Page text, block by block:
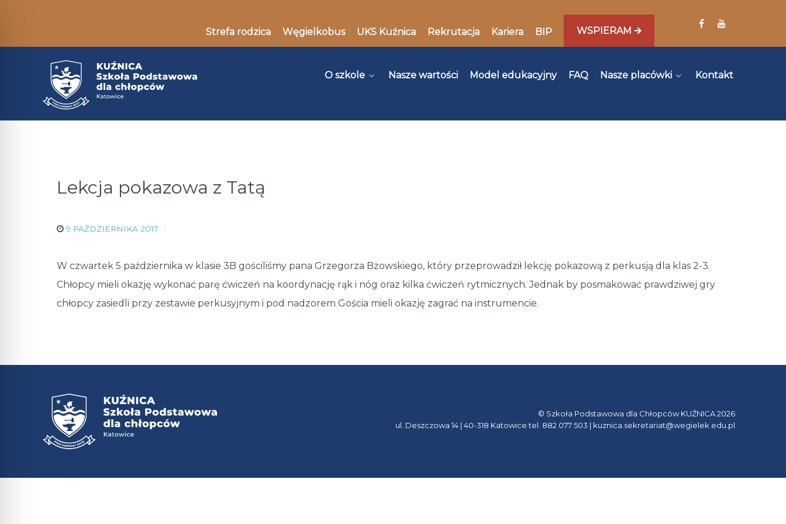
Strefa rodzica Węgielkobus UKS Kuźnica Rekrutacja Kariera BIP WSPIERAM 🡪
O szkole Nasze wartości Model edukacyjny FAQ Nasze placówki Kontakt
Lekcja pokazowa z Tatą
9 PAŹDZIERNIKA 2017
W czwartek 5 października w klasie 3B gościliśmy pana Grzegorza Bzowskiego, który przeprowadził lekcję pokazową z perkusją dla klas 2-3.
Chłopcy mieli okazję wykonać parę ćwiczeń na koordynację rąk i nóg oraz kilka ćwiczeń rytmicznych. Jednak by posmakować prawdziwej gry
chłopcy zasiedli przy zestawie perkusyjnym i pod nadzorem Gościa mieli okazję zagrać na instrumencie.
© Szkoła Podstawowa dla Chłopców KUŹNICA 2026
ul. Deszczowa 14 | 40-318 Katowice tel. 882 077 503 | kuznica.sekretariat@wegielek.edu.pl